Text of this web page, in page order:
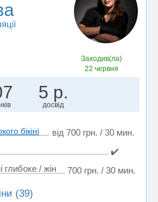
Заходив(ла)
22 червня
5 р.
досвід
бікіні
від 700 грн. / 30 мин.
✔️
глибоке / жін
700 грн. / 30 мин.
(39)